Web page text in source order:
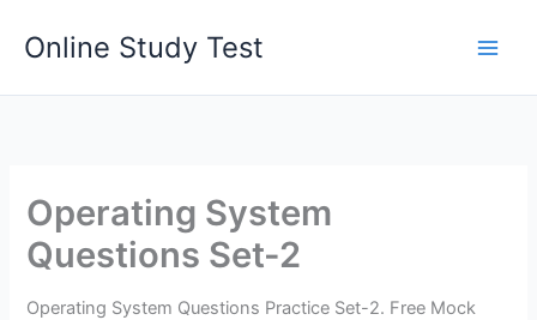
Online Study Test
Operating System
Questions Set-2
Operating System Questions Practice Set-2. Free Mock